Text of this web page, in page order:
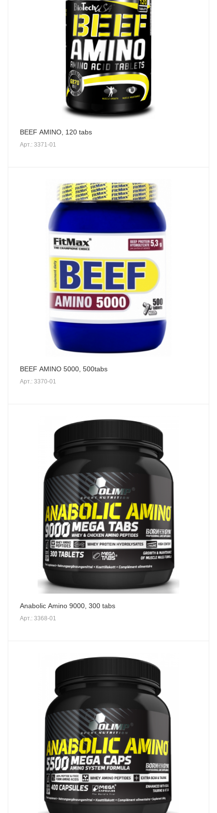
BEEF AMINO, 120 tabs
Арт.: 3371-01
BEEF AMINO 5000, 500tabs
Арт.: 3370-01
Anabolic Amino 9000, 300 tabs
Арт.: 3368-01